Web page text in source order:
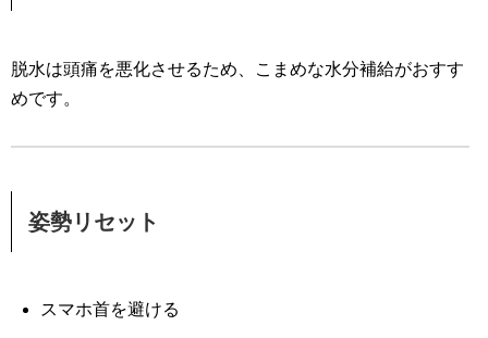
脱水は頭痛を悪化させるため、こまめな水分補給がおすす
めです。
姿勢リセット
スマホ首を避ける